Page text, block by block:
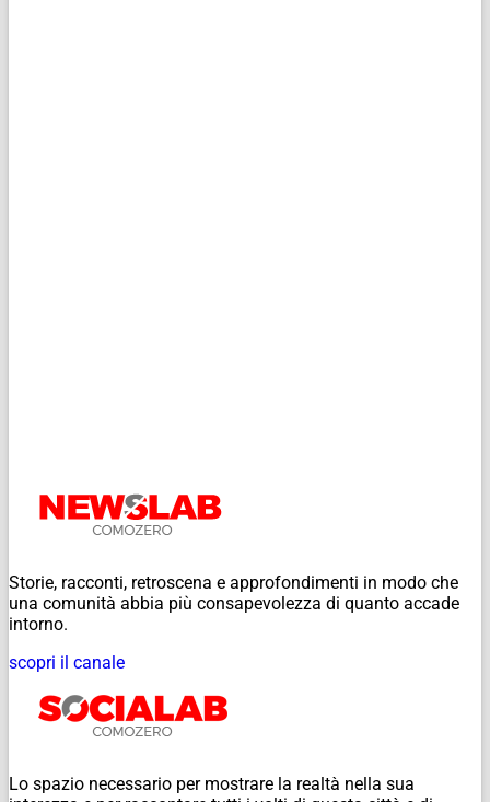
Storie, racconti, retroscena e approfondimenti in modo che
una comunità abbia più consapevolezza di quanto accade
intorno.
scopri il canale
Lo spazio necessario per mostrare la realtà nella sua